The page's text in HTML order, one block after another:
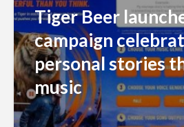
Tiger Beer
campaign
personal stories
music